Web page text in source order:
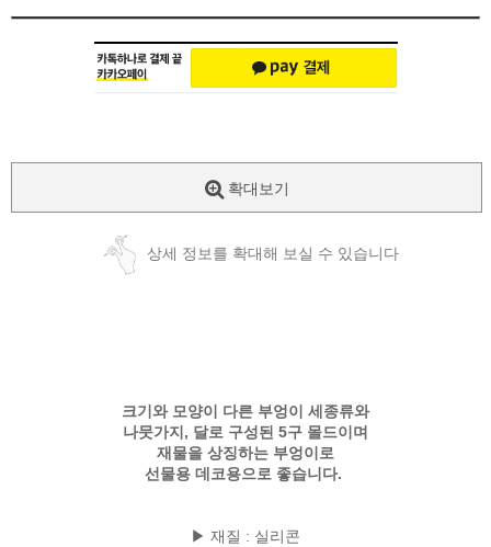
확대보기
상세 정보를 확대해 보실 수 있습니다
크기와 모양이 다른 부엉이 세종류와
나뭇가지, 달로 구성된 5구 몰드이며
재물을 상징하는 부엉이로
선물용 데코용으로 좋습니다.
▶ 재질 : 실리콘